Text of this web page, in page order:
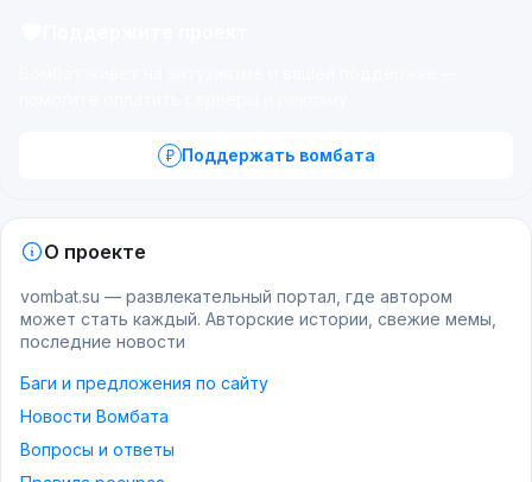
Поддержать вомбата
О проекте
vombat.su — развлекательный портал, где автором
может стать каждый. Авторские истории, свежие мемы,
последние новости
Баги и предложения по сайту
Новости Вомбата
Вопросы и ответы